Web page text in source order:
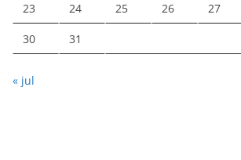
23 24 25 26 27
30 31
« jul